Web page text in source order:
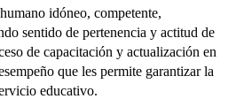
idóneo, competente,
sentido de pertenencia y actitud de
de capacitación y actualización en
que les permite garantizar la
educativo.